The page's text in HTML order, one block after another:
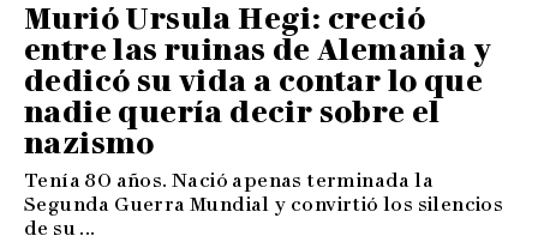
Murió Ursula Hegi: creció
entre las ruinas de Alemania y
dedicó su vida a contar lo que
nadie quería decir sobre el
nazismo
Tenía 80 años. Nació apenas terminada la
Segunda Guerra Mundial y convirtió los silencios
de su ...